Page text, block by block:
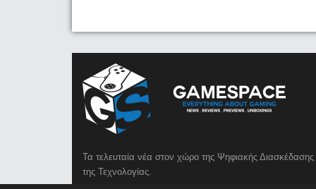
Τα τελευταία νέα στον χώρο της Ψηφιακής Διασκέδασης
της Τεχνολογίας.